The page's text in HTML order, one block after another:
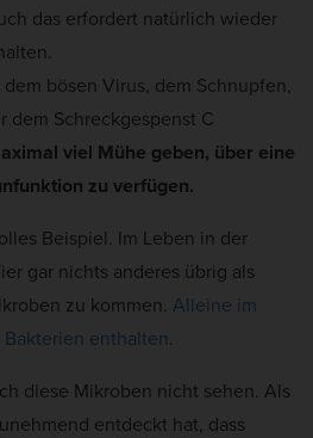
das erfordert natürlich wieder
bösen Virus, dem Schnupfen,
dem Schreckgespenst C
viel Mühe geben, über eine
zu verfügen.
Beispiel. Im Leben in der
gar nichts anderes übrig als
zu kommen. Alleine im
enthalten.
diese Mikroben nicht sehen. Als
entdeckt hat, dass